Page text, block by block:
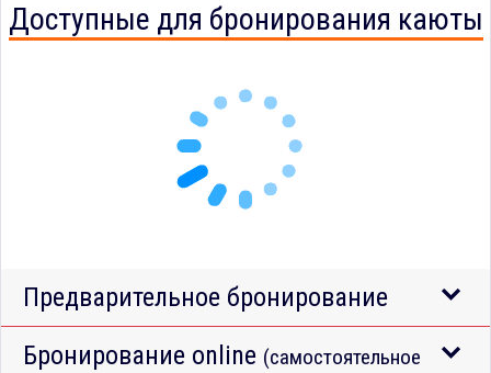
Доступные для бронирования каюты
Предварительное бронирование
Бронирование online (самостоятельное